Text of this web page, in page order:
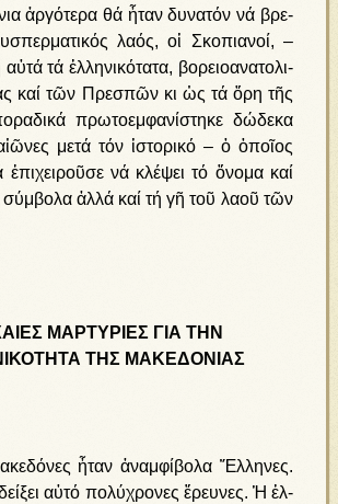
ἀρ­γό­τε­ρα θά ἦ­ταν δυ­να­τόν νά βρε­
λα­ός, οἱ Σκο­πια­νοί, –
τά ἑλ­λη­νι­κό­τα­τα, βο­ρει­ο­α­να­το­λι­
καί τῶν Πρε­σπῶν κι ὡς τά ὄ­ρη τῆς
πρω­το­εμ­φα­νί­στη­κε δώ­δε­κα
με­τά τόν ἱ­στο­ρι­κό – ὁ ὁ­ποῖ­ος
νά κλέ­ψει τό ὄ­νο­μα καί
ἀλ­λά καί τή γῆ τοῦ λα­οῦ τῶν
ΜΑΡΤΥΡΙΕΣ ΓΙΑ ΤΗΝ
ΤΗΣ ΜΑΚΕΔΟΝΙΑΣ
ἦ­ταν ἀ­ναμ­φί­βο­λα Ἕλ­λη­νες.
αὐ­τό πο­λύ­χρο­νες ἔ­ρευ­νες. Ἡ ἑλ­